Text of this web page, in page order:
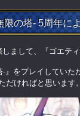
限の塔- 5周年に
しまして、『ゴエテ
-』をプレイしてい
だければと思います。